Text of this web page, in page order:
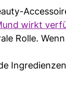
wirkt
Rolle.